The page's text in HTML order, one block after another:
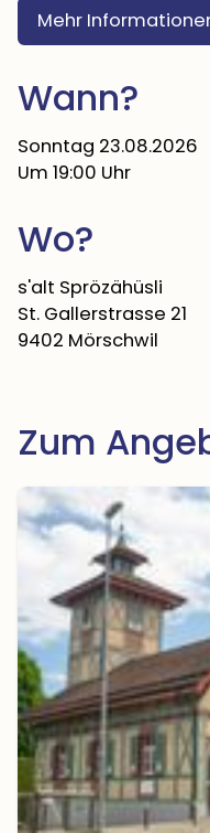
Mehr
Wann?
Sonntag 23.08.2026
Um 19:00 Uhr
Wo?
s'alt Sprözähüsli
St. Gallerstrasse 21
9402 Mörschwil
Zum